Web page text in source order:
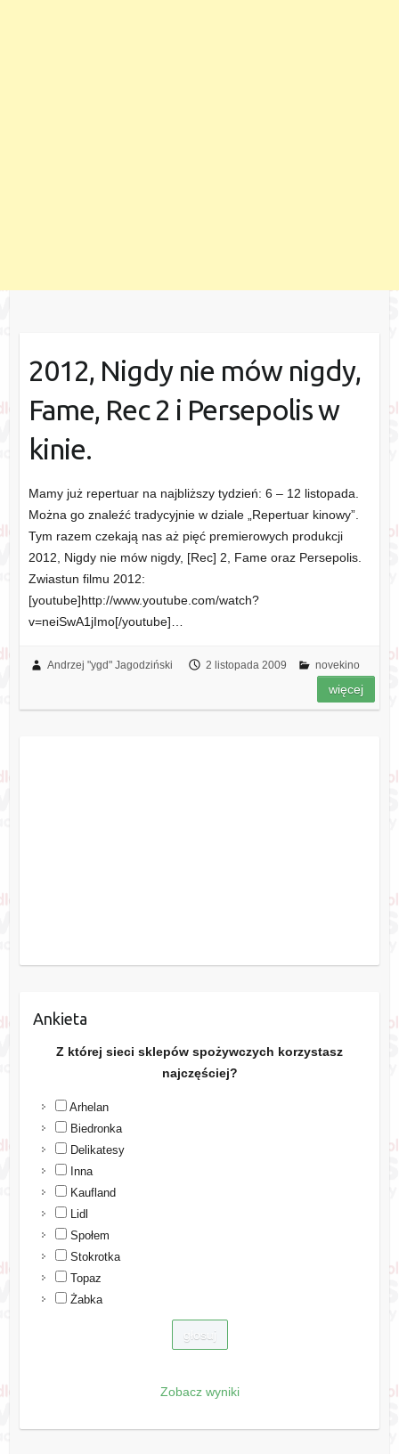
2012, Nigdy nie mów nigdy,
Fame, Rec 2 i Persepolis w
kinie.
Mamy już repertuar na najbliższy tydzień: 6 – 12 listopada.
Można go znaleźć tradycyjnie w dziale „Repertuar kinowy”.
Tym razem czekają nas aż pięć premierowych produkcji
2012, Nigdy nie mów nigdy, [Rec] 2, Fame oraz Persepolis.
Zwiastun filmu 2012:
[youtube]http://www.youtube.com/watch?
v=neiSwA1jImo[/youtube]…
Andrzej "ygd" Jagodziński 2 listopada 2009 novekino
więcej
Ankieta
Z której sieci sklepów spożywczych korzystasz
najczęściej?
Arhelan
Biedronka
Delikatesy
Inna
Kaufland
Lidl
Społem
Stokrotka
Topaz
Żabka
Zobacz wyniki